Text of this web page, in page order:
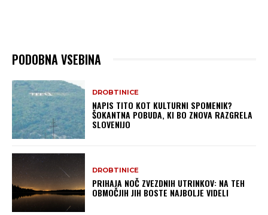
PODOBNA VSEBINA
DROBTINICE
NAPIS TITO KOT KULTURNI SPOMENIK?
ŠOKANTNA POBUDA, KI BO ZNOVA RAZGRELA
SLOVENIJO
DROBTINICE
PRIHAJA NOČ ZVEZDNIH UTRINKOV: NA TEH
OBMOČJIH JIH BOSTE NAJBOLJE VIDELI